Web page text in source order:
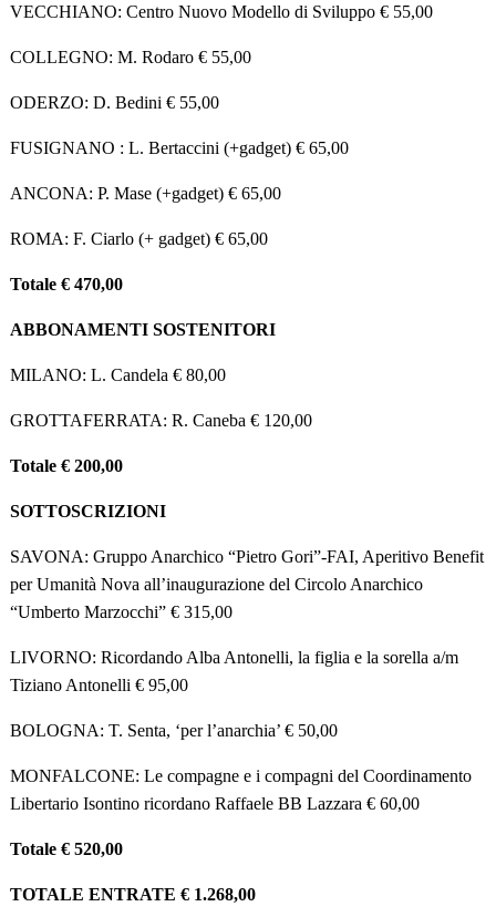
VECCHIANO: Centro Nuovo Modello di Sviluppo € 55,00
COLLEGNO: M. Rodaro € 55,00
ODERZO: D. Bedini € 55,00
FUSIGNANO : L. Bertaccini (+gadget) € 65,00
ANCONA: P. Mase (+gadget) € 65,00
ROMA: F. Ciarlo (+ gadget) € 65,00
Totale € 470,00
ABBONAMENTI SOSTENITORI
MILANO: L. Candela € 80,00
GROTTAFERRATA: R. Caneba € 120,00
Totale € 200,00
SOTTOSCRIZIONI
SAVONA: Gruppo Anarchico “Pietro Gori”-FAI, Aperitivo Benefit
per Umanità Nova all’inaugurazione del Circolo Anarchico
“Umberto Marzocchi” € 315,00
LIVORNO: Ricordando Alba Antonelli, la figlia e la sorella a/m
Tiziano Antonelli € 95,00
BOLOGNA: T. Senta, ‘per l’anarchia’ € 50,00
MONFALCONE: Le compagne e i compagni del Coordinamento
Libertario Isontino ricordano Raffaele BB Lazzara € 60,00
Totale € 520,00
TOTALE ENTRATE € 1.268,00